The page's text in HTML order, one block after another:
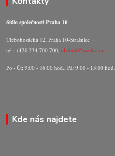
Sídlo společnosti Praha 10
Třebohostická 12, Praha 10-Strašnice
tel.: +420 234 700 700,obchod@razitka.cz
Po - Čt: 9:00 - 16:00 hod., Pá: 9:00 - 15:00 hod.
Kde nás najdete